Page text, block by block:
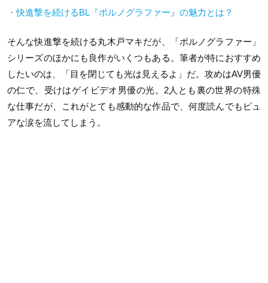
・快進撃を続けるBL『ポルノグラファー』の魅力とは？
そんな快進撃を続ける丸木戸マキだが、「ポルノグラファー」
シリーズのほかにも良作がいくつもある。筆者が特におすすめ
したいのは、「目を閉じても光は見えるよ」だ。攻めはAV男優
の仁で、受けはゲイビデオ男優の光。2人とも裏の世界の特殊
な仕事だが、これがとても感動的な作品で、何度読んでもピュ
アな涙を流してしまう。